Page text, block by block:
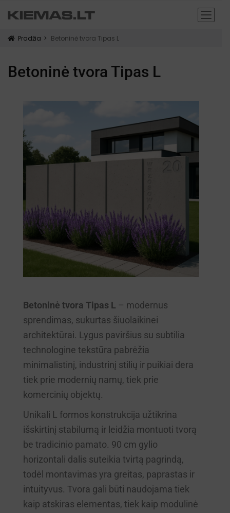
icon
Pradžia Betoninė tvora Tipas L
Betoninė tvora Tipas L
Betoninė tvora Tipas L – modernus
sprendimas, sukurtas šiuolaikinei
architektūrai. Lygus paviršius su subtilia
technologine tekstūra pabrėžia
minimalistinį, industrinį stilių ir puikiai dera
tiek prie modernių namų, tiek prie
komercinių objektų.
Unikali L formos konstrukcija užtikrina
išskirtinį stabilumą ir leidžia montuoti tvorą
be tradicinio pamato. 90 cm gylio
horizontali dalis suteikia tvirtą pagrindą,
todėl montavimas yra greitas, paprastas ir
intuityvus. Tvora gali būti naudojama tiek
kaip atskiras elementas, tiek kaip modulinė